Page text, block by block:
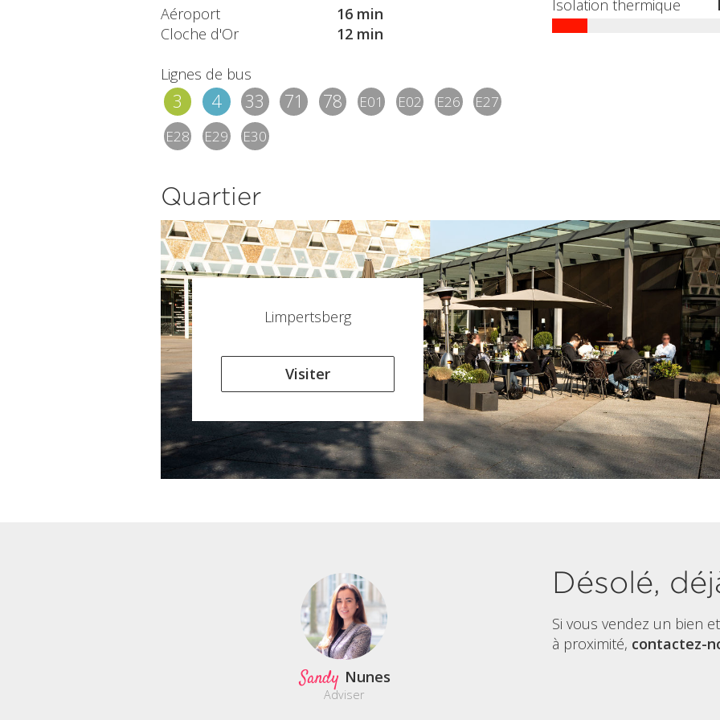
Aéroport
16 min
Cloche d'Or
12 min
Lignes de bus
3 4 33 71 78 E01 E02 E26
E27
E28
E29 E30
Isolation thermique
Quartier
Limpertsberg
Visiter
Sandy Nunes
Adviser
Désolé,
Si vous vendez un bien
à proximité, contactez-